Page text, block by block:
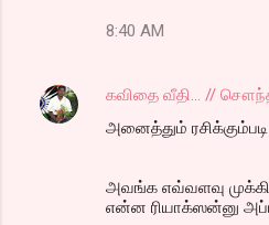
8:40 AM
கவிதை வீதி... //
அனைத்தும் ரசிக்கும்படி
அவங்க எவ்வளவு
என்ன ரியாக்ஸன்னு